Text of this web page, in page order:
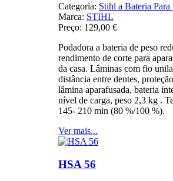
Categoria: Stihl a Bateria Para
Marca: STIHL
Preço: 129,00 €
Podadora a bateria de peso
rendimento de corte para
da casa. Lâminas com fio
distância entre dentes,
lâmina aparafusada, bateria
nível de carga, peso 2,3 kg .
145- 210 min (80 %/100 %).
Ver mais...
HSA 56